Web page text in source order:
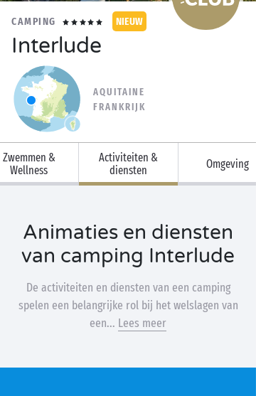
CAMPING NIEUW
Interlude
AQUITAINE
FRANKRIJK
Zwemmen &
Wellness
Activiteiten &
diensten
Omgeving
Animaties en diensten
van camping Interlude
De activiteiten en diensten van een camping
spelen een belangrijke rol bij het welslagen van
een... Lees meer